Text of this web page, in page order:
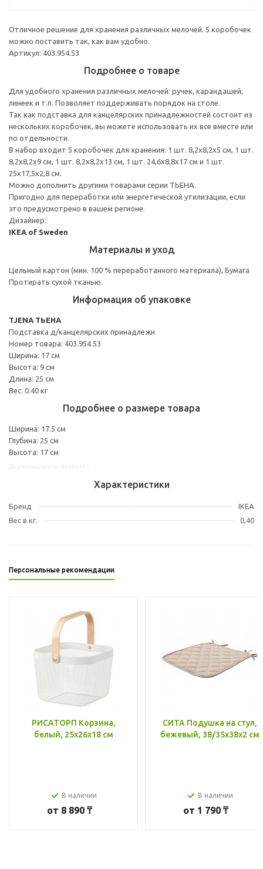
Отличное решение для хранения различных мелочей. 5 коробочек
можно поставить так, как вам удобно.
Артикул: 403.954.53
Подробнее о товаре
Для удобного хранения различных мелочей: ручек, карандашей,
линеек и т.п. Позволяет поддерживать порядок на столе.
Так как подставка для канцелярских принадлежностей состоит из
нескольких коробочек, вы можете использовать их все вместе или
по отдельности.
В набор входит 5 коробочек для хранения: 1 шт. 8,2x8,2x5 см, 1 шт.
8,2x8,2x9 см, 1 шт. 8,2x8,2x13 см, 1 шт. 24,6x8,8x17 см и 1 шт.
25x17,5x2,8 см.
Можно дополнить другими товарами серии ТЬЕНА.
Пригодно для переработки или энергетической утилизации, если
это предусмотрено в вашем регионе.
Дизайнер:
IKEA of Sweden
Материалы и уход
Цельный картон (мин. 100 % переработанного материала), Бумага
Протирать сухой тканью.
Информация об упаковке
TJENA ТЬЕНА
Подставка д/канцелярских принадлежн
Номер товара: 403.954.53
Ширина: 17 см
Высота: 9 см
Длина: 25 см
Вес: 0.40 кг
Подробнее о размере товара
Ширина: 17.5 см
Глубина: 25 см
Высота: 17 см
Характеристики
Бренд
IKEA
Вес в кг.
0,40
Персональные рекомендации
РИСАТОРП Корзина,
белый, 25x26x18 см
В наличии
от 8 890 ₸
СИТА Подушка на стул,
бежевый, 38/35x38x2 см
В наличии
от 1 790 ₸